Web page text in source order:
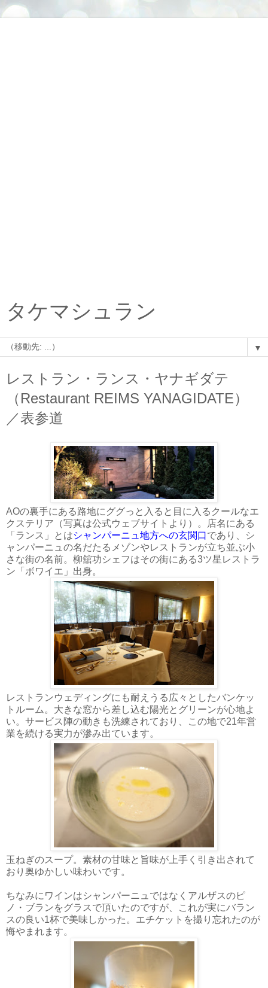
タケマシュラン
▼
レストラン・ランス・ヤナギダテ
（Restaurant REIMS YANAGIDATE）
／表参道
AOの裏手にある路地にググっと入ると目に入るクールなエ
クステリア（写真は公式ウェブサイトより）。店名にある
「ランス」とはシャンパーニュ地方への玄関口であり、シ
ャンパーニュの名だたるメゾンやレストランが立ち並ぶ小
さな街の名前。柳舘功シェフはその街にある3ツ星レストラ
ン「ボワイエ」出身。
レストランウェディングにも耐えうる広々としたバンケッ
トルーム。大きな窓から差し込む陽光とグリーンが心地よ
い。サービス陣の動きも洗練されており、この地で21年営
業を続ける実力が滲み出ています。
玉ねぎのスープ。素材の甘味と旨味が上手く引き出されて
おり奥ゆかしい味わいです。
ちなみにワインはシャンパーニュではなくアルザスのピ
ノ・ブランをグラスで頂いたのですが、これが実にバラン
スの良い1杯で美味しかった。エチケットを撮り忘れたのが
悔やまれます。